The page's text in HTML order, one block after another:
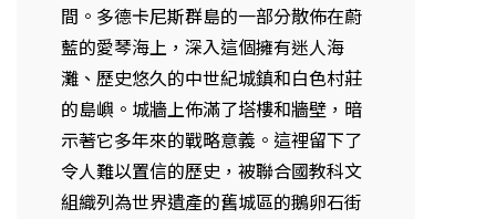
間。多德卡尼斯群島的一部分散佈在蔚
藍的愛琴海上，深入這個擁有迷人海
灘、歷史悠久的中世紀城鎮和白色村莊
的島嶼。城牆上佈滿了塔樓和牆壁，暗
示著它多年來的戰略意義。這裡留下了
令人難以置信的歷史，被聯合國教科文
組織列為世界遺產的舊城區的鵝卵石街